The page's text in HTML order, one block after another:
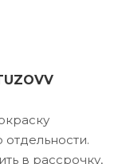
в рассрочку,